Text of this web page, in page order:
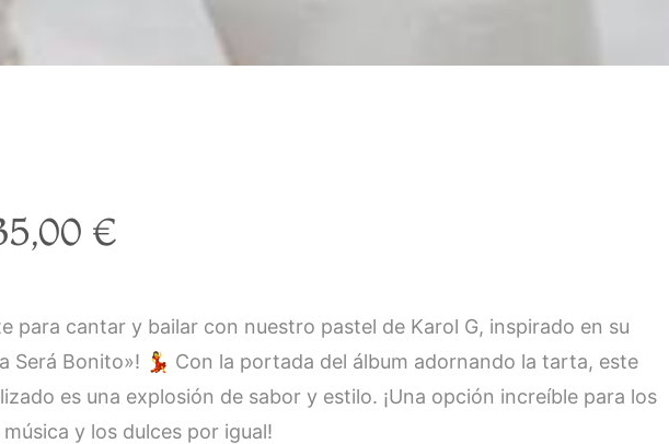
€
para cantar y bailar con nuestro pastel de Karol G, inspirado en su
Será Bonito»! 💃 Con la portada del álbum adornando la tarta, este
es una explosión de sabor y estilo. ¡Una opción increíble para los
y los dulces por igual!